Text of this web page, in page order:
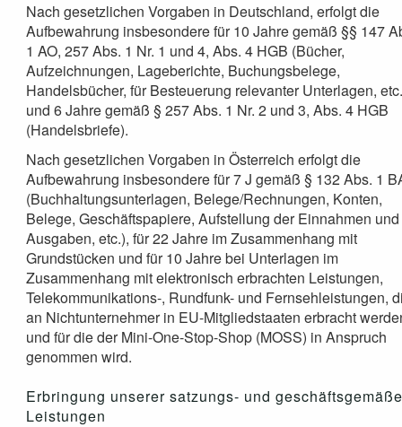
Nach gesetzlichen Vorgaben in Deutschland, erfolgt die
Aufbewahrung insbesondere für 10 Jahre gemäß §§ 147
1 AO, 257 Abs. 1 Nr. 1 und 4, Abs. 4 HGB (Bücher,
Aufzeichnungen, Lageberichte, Buchungsbelege,
Handelsbücher, für Besteuerung relevanter Unterlagen,
und 6 Jahre gemäß § 257 Abs. 1 Nr. 2 und 3, Abs. 4 HGB
(Handelsbriefe).
Nach gesetzlichen Vorgaben in Österreich erfolgt die
Aufbewahrung insbesondere für 7 J gemäß § 132 Abs. 1
(Buchhaltungsunterlagen, Belege/Rechnungen, Konten,
Belege, Geschäftspapiere, Aufstellung der Einnahmen und
Ausgaben, etc.), für 22 Jahre im Zusammenhang mit
Grundstücken und für 10 Jahre bei Unterlagen im
Zusammenhang mit elektronisch erbrachten Leistungen,
Telekommunikations-, Rundfunk- und Fernsehleistungen,
an Nichtunternehmer in EU-Mitgliedstaaten erbracht
und für die der Mini-One-Stop-Shop (MOSS) in Anspruch
genommen wird.
Erbringung unserer satzungs- und
Leistungen